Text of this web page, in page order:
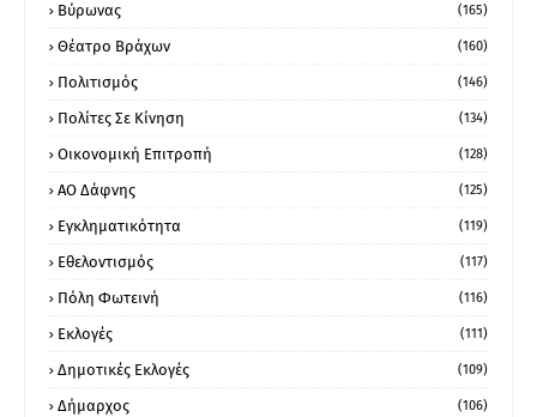
Βύρωνας (165)
Θέατρο Βράχων (160)
Πολιτισμός (146)
Πολίτες Σε Κίνηση (134)
Οικονομική Επιτροπή (128)
ΑΟ Δάφνης (125)
Εγκληματικότητα (119)
Εθελοντισμός (117)
Πόλη Φωτεινή (116)
Εκλογές (111)
Δημοτικές Εκλογές (109)
Δήμαρχος (106)